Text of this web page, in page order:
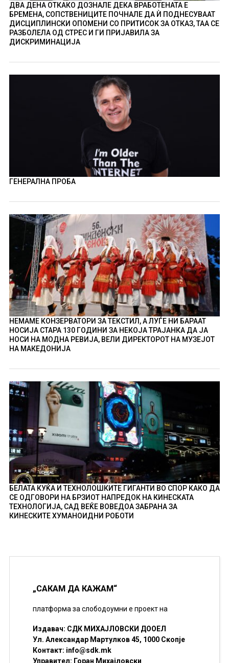
ДВА ДЕНА ОТКАКО ДОЗНАЛЕ ДЕКА ВРАБОТЕНАТА Е
БРЕМЕНА, СОПСТВЕНИЦИТЕ ПОЧНАЛЕ ДА Ѝ ПОДНЕСУВААТ
ДИСЦИПЛИНСКИ ОПОМЕНИ СО ПРИТИСОК ЗА ОТКАЗ, ТАА СЕ
РАЗБОЛЕЛА ОД СТРЕС И ГИ ПРИЈАВИЛА ЗА
ДИСКРИМИНАЦИЈА
ГЕНЕРАЛНА ПРОБА
НЕМАМЕ КОНЗЕРВАТОРИ ЗА ТЕКСТИЛ, А ЛУЃЕ НИ БАРААТ
НОСИЈА СТАРА 130 ГОДИНИ ЗА НЕКОЈА ТРАЈАНКА ДА ЈА
НОСИ НА МОДНА РЕВИЈА, ВЕЛИ ДИРЕКТОРОТ НА МУЗЕЈОТ
НА МАКЕДОНИЈА
БЕЛАТА КУЌА И ТЕХНОЛОШКИТЕ ГИГАНТИ ВО СПОР КАКО ДА
СЕ ОДГОВОРИ НА БРЗИОТ НАПРЕДОК НА КИНЕСКАТА
ТЕХНОЛОГИЈА, САД ВЕЌЕ ВОВЕДОА ЗАБРАНА ЗА
КИНЕСКИТЕ ХУМАНОИДНИ РОБОТИ
„САКАМ ДА КАЖАМ“
платформа за слободоумни е проект на
Издавач: СДК МИХАЈЛОВСКИ ДООЕЛ
Ул. Александар Мартулков 45, 1000 Скопје
Контакт: info@sdk.mk
Управител: Горан Михајловски